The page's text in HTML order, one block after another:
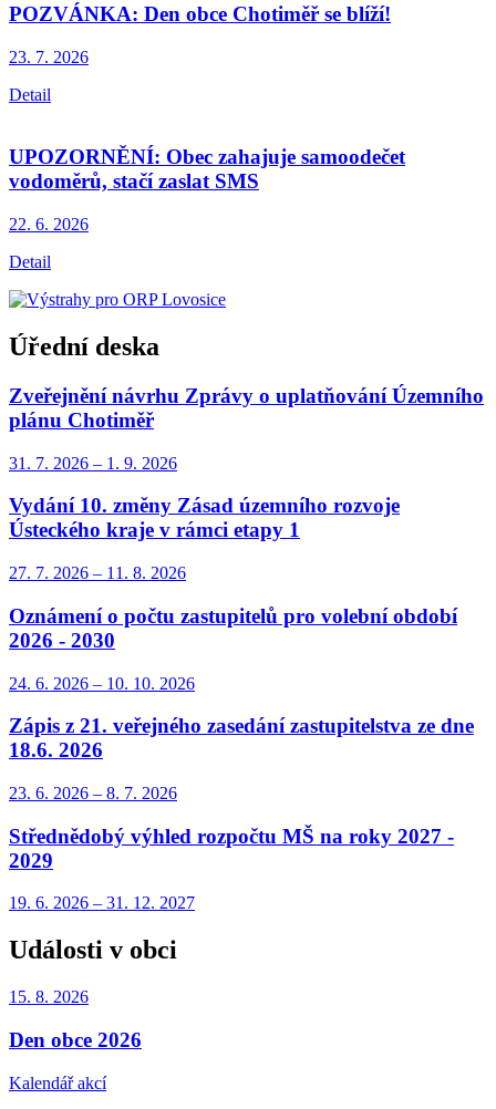
POZVÁNKA: Den obce Chotiměř se blíží!
23. 7. 2026
Detail
UPOZORNĚNÍ: Obec zahajuje samoodečet
vodoměrů, stačí zaslat SMS
22. 6. 2026
Detail
Úřední deska
Zveřejnění návrhu Zprávy o uplatňování Územního
plánu Chotiměř
31. 7. 2026 – 1. 9. 2026
Vydání 10. změny Zásad územního rozvoje
Ústeckého kraje v rámci etapy 1
27. 7. 2026 – 11. 8. 2026
Oznámení o počtu zastupitelů pro volební období
2026 - 2030
24. 6. 2026 – 10. 10. 2026
Zápis z 21. veřejného zasedání zastupitelstva ze dne
18.6. 2026
23. 6. 2026 – 8. 7. 2026
Střednědobý výhled rozpočtu MŠ na roky 2027 -
2029
19. 6. 2026 – 31. 12. 2027
Události v obci
15. 8. 2026
Den obce 2026
Kalendář akcí